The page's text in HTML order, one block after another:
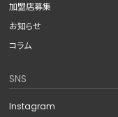
加盟店募集
お知らせ
コラム
SNS
Instagram